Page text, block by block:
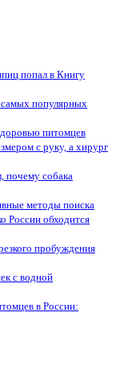
попал в Книгу
самых популярных
питомцев
с руку, а хирург
почему собака
методы поиска
России обходится
пробуждения
с водной
в России: